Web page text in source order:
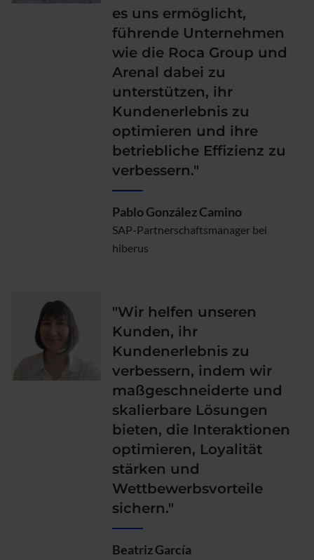
es uns ermöglicht,
führende Unternehmen
wie die Roca Group und
Arenal dabei zu
unterstützen, ihr
Kundenerlebnis zu
optimieren und ihre
betriebliche Effizienz zu
verbessern."
Pablo González Camino
SAP-Partnerschaftsmanager bei
hiberus
"Wir helfen unseren
Kunden, ihr
Kundenerlebnis zu
verbessern, indem wir
maßgeschneiderte und
skalierbare Lösungen
bieten, die Interaktionen
optimieren, Loyalität
stärken und
Wettbewerbsvorteile
sichern."
Beatriz García